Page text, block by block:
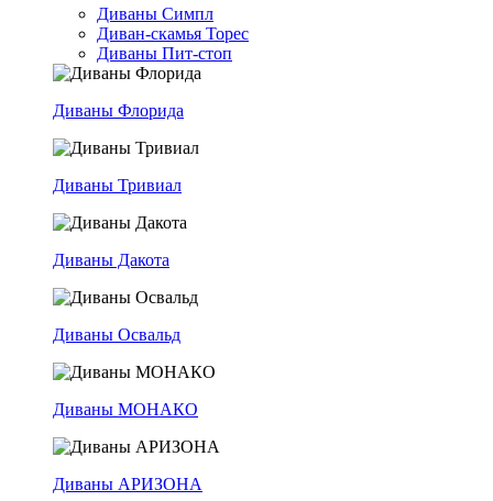
Диваны Симпл
Диван-скамья Торес
Диваны Пит-стоп
Диваны Флорида
Диваны Тривиал
Диваны Дакота
Диваны Освальд
Диваны МОНАКО
Диваны АРИЗОНА